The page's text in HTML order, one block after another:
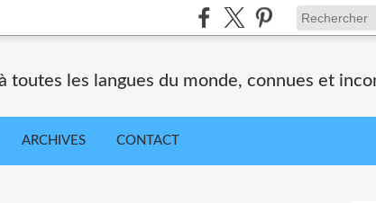
toutes les langues du monde, connues et
ARCHIVES CONTACT